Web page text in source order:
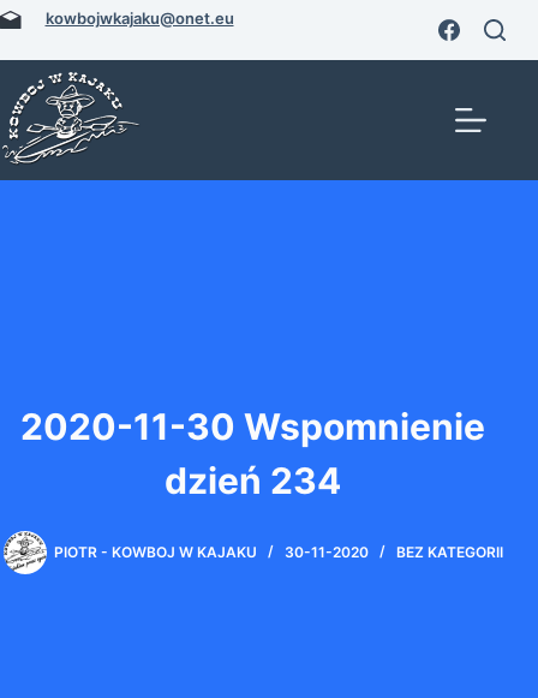
Przejdź
treści
kowbojwkajaku@onet.eu
2020-11-30 Wspomnienie
dzień 234
PIOTR - KOWBOJ W KAJAKU 30-11-2020 BEZ KATEGORII